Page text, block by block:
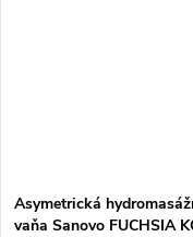
Asymetrická
vaňa Sanovo FUCHSIA